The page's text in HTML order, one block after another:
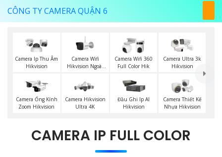
CÔNG TY CAMERA QUẬN 6
Camera Ip Thu Âm
Hikvision
Camera Wifi
Hikvision Ngoài
Camera Wifi 360
Full Color Hik
Camera Ultra 3k
Hikvision
Camera Ống Kính
Zoom Hikvision
Camera Hikvision
Ultra 4K
Đầu Ghi Ip AI
Hikvision
Camera Thiết Kế
Nhựa Hikvision
CAMERA IP FULL COLOR